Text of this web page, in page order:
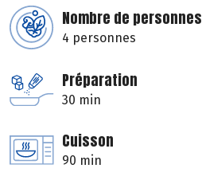
Nombre de personnes
4 personnes
Préparation
30 min
Cuisson
90 min